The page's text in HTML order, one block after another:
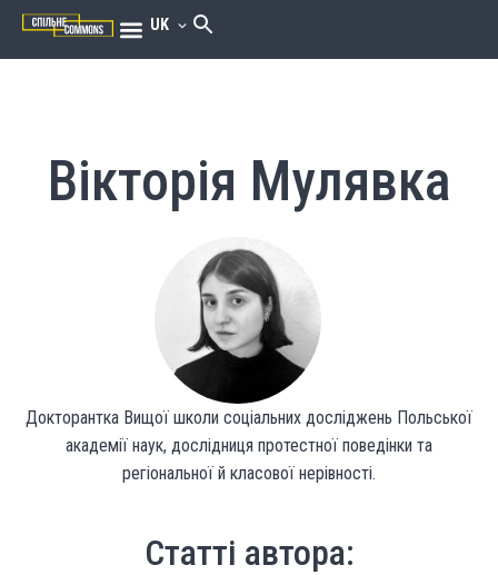
UK
Вікторія Мулявка
Докторантка Вищої школи соціальних досліджень Польської
академії наук, дослідниця протестної поведінки та
регіональної й класової нерівності.
Статті автора: